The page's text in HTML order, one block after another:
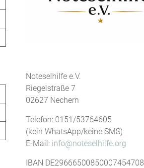
Noteselhilfe e.V.
Riegelstraße 7
02627 Nechern
Telefon: 0151/53764605
(kein WhatsApp/keine SMS)
E-Mail: info@noteselhilfe.org
IBAN DE29666500850007454708